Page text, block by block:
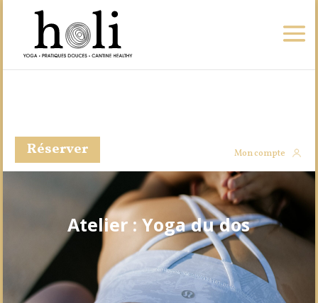
Réserver Mon compte
Atelier : Yoga du dos